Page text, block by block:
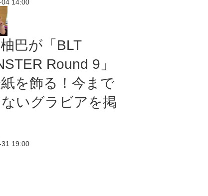
14:00
巴が「BLT
Round 9」
を飾る！今まで
いグラビアを掲
19:00